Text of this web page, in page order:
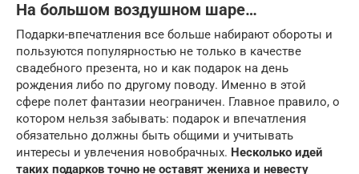
На большом воздушном шаре…
Подарки-впечатления все больше набирают обороты и
пользуются популярностью не только в качестве
свадебного презента, но и как подарок на день
рождения либо по другому поводу. Именно в этой
сфере полет фантазии неограничен. Главное правило, о
котором нельзя забывать: подарок и впечатления
обязательно должны быть общими и учитывать
интересы и увлечения новобрачных. Несколько идей
таких подарков точно не оставят жениха и невесту